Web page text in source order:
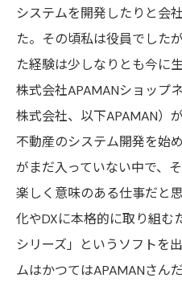
システムを開発したりと会
た。その頃私は役員でした
た経験は少しなりとも今に
株式会社APAMANショップ
株式会社、以下APAMAN）
不動産のシステム開発を始
がまだ入っていない中で、
楽しく意味のある仕事だと
化やDXに本格的に取り組む
シリーズ」というソフトを
ムはかつてはAPAMANさん